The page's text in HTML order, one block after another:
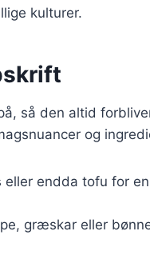
kulturer.
så den altid
og
eller endda tofu for
græskar eller